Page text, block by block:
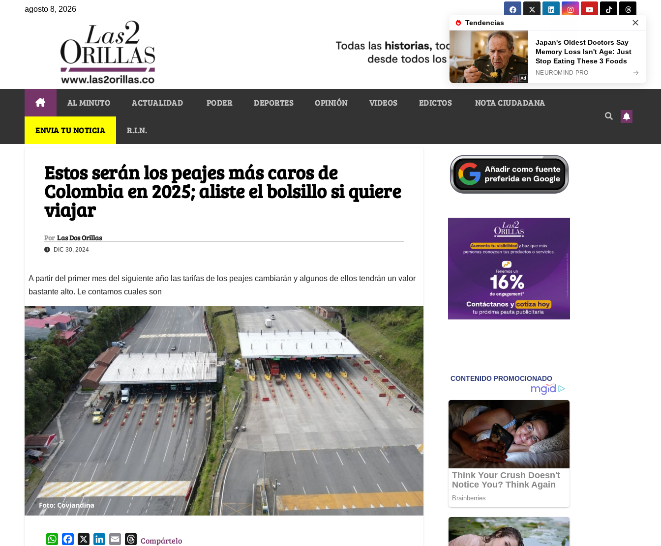
agosto 8, 2026
AL MINUTO ACTUALIDAD PODER DEPORTES OPINIÓN VIDEOS EDICTOS NOTA CIUDADANA
ENVIA TU NOTICIA R.I.N.
Estos serán los peajes más caros de
Colombia en 2025; aliste el bolsillo si quiere
viajar
Por Las Dos Orillas
DIC 30, 2024
A partir del primer mes del siguiente año las tarifas de los peajes cambiarán y algunos de ellos tendrán un valor
bastante alto. Le contamos cuales son
W
TCompártelo